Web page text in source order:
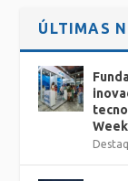
ÚLTIMAS